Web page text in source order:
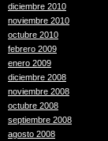
diciembre 2010
noviembre 2010
octubre 2010
febrero 2009
enero 2009
diciembre 2008
noviembre 2008
octubre 2008
septiembre 2008
agosto 2008